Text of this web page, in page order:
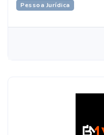
Pessoa Jurídica